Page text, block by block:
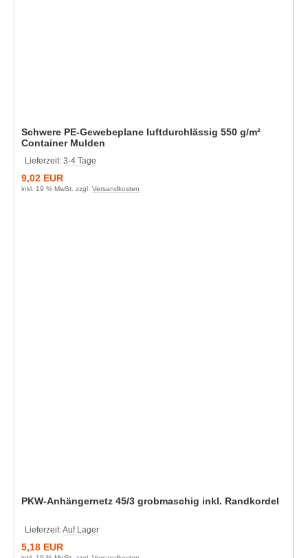
Schwere PE-Gewebeplane luftdurchlässig 550 g/m²
Container Mulden
Lieferzeit: 3-4 Tage
9,02 EUR
inkl. 19 % MwSt. zzgl. Versandkosten
PKW-Anhängernetz 45/3 grobmaschig inkl. Randkordel
Lieferzeit:Auf Lager
5,18 EUR